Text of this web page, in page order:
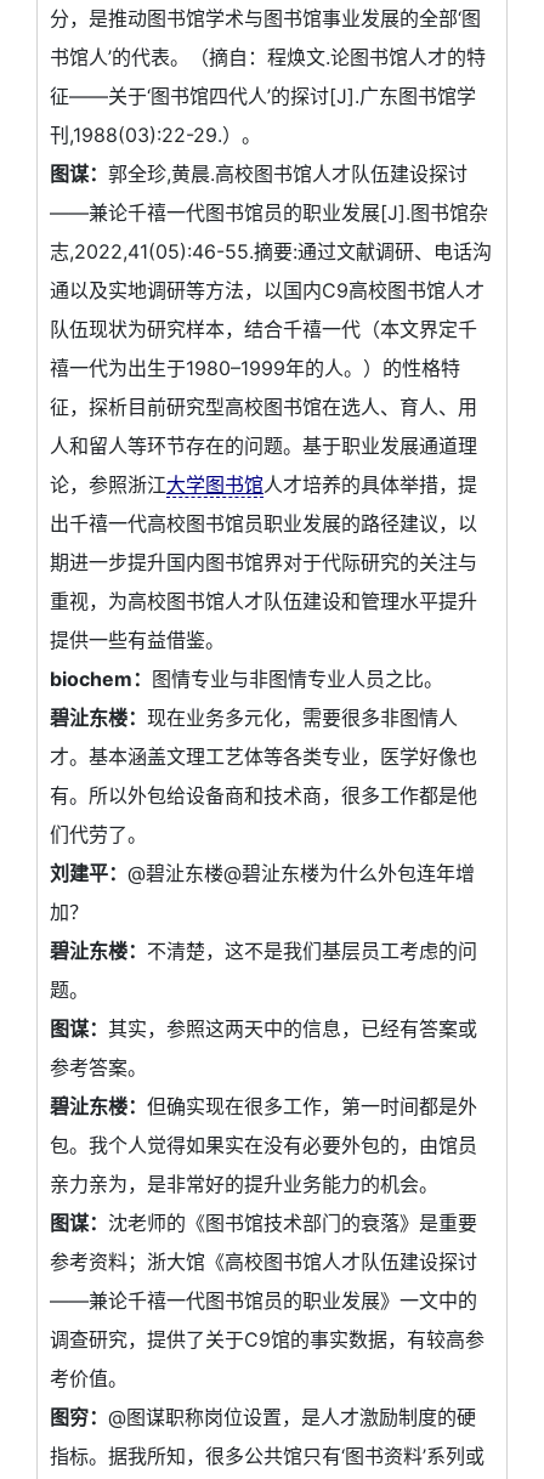
分，是推动图书馆学术与图书馆事业发展的全部‘图
书馆人’的代表。（摘自：程焕文.论图书馆人才的特
征——关于‘图书馆四代人’的探讨[J].广东图书馆学
刊,1988(03):22-29.）。
图谋： 郭全珍,黄晨.高校图书馆人才队伍建设探讨
——兼论千禧一代图书馆员的职业发展[J].图书馆杂
志,2022,41(05):46-55.摘要:通过文献调研、电话沟
通以及实地调研等方法，以国内C9高校图书馆人才
队伍现状为研究样本，结合千禧一代（本文界定千
禧一代为出生于1980–1999年的人。）的性格特
征，探析目前研究型高校图书馆在选人、育人、用
人和留人等环节存在的问题。基于职业发展通道理
论，参照浙江大学图书馆人才培养的具体举措，提
出千禧一代高校图书馆员职业发展的路径建议，以
期进一步提升国内图书馆界对于代际研究的关注与
重视，为高校图书馆人才队伍建设和管理水平提升
提供一些有益借鉴。
biochem： 图情专业与非图情专业人员之比。
碧沚东楼： 现在业务多元化，需要很多非图情人
才。基本涵盖文理工艺体等各类专业，医学好像也
有。所以外包给设备商和技术商，很多工作都是他
们代劳了。
刘建平： @碧沚东楼@碧沚东楼为什么外包连年增
加？
碧沚东楼： 不清楚，这不是我们基层员工考虑的问
题。
图谋： 其实，参照这两天中的信息，已经有答案或
参考答案。
碧沚东楼： 但确实现在很多工作，第一时间都是外
包。我个人觉得如果实在没有必要外包的，由馆员
亲力亲为，是非常好的提升业务能力的机会。
图谋： 沈老师的《图书馆技术部门的衰落》是重要
参考资料；浙大馆《高校图书馆人才队伍建设探讨
——兼论千禧一代图书馆员的职业发展》一文中的
调查研究，提供了关于C9馆的事实数据，有较高参
考价值。
图穷： @图谋职称岗位设置，是人才激励制度的硬
指标。据我所知，很多公共馆只有‘图书资料’系列或